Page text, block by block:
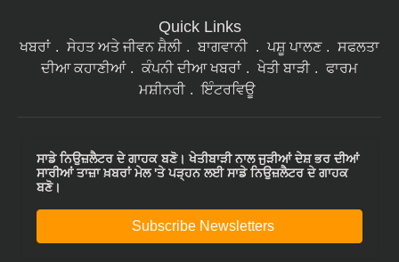
Quick Links
ਖਬਰਾਂ ਸੇਹਤ ਅਤੇ ਜੀਵਨ ਸ਼ੈਲੀ ਬਾਗਵਾਨੀ ਪਸ਼ੂ ਪਾਲਣ
ਸਫਲਤਾ
ਦੀਆ ਕਹਾਣੀਆਂ
ਕੰਪਨੀ ਦੀਆ ਖਬਰਾਂ ਖੇਤੀ ਬਾੜੀ
ਫਾਰਮ
ਮਸ਼ੀਨਰੀ
ਇੰਟਰਵਿਊ
ਸਾਡੇ ਨਿਉਜ਼ਲੈਟਰ ਦੇ ਗਾਹਕ ਬਣੋ। ਖੇਤੀਬਾੜੀ ਨਾਲ ਜੁੜੀਆਂ ਦੇਸ਼ ਭਰ ਦੀਆਂ
ਸਾਰੀਆਂ ਤਾਜ਼ਾ ਖ਼ਬਰਾਂ ਮੇਲ 'ਤੇ ਪੜ੍ਹਨ ਲਈ ਸਾਡੇ ਨਿਉਜ਼ਲੈਟਰ ਦੇ ਗਾਹਕ
ਬਣੋ।
Subscribe Newsletters